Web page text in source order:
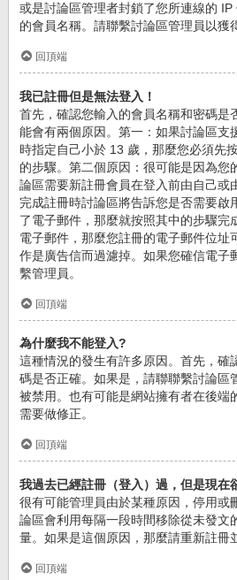
或是討論區管理者封鎖了您所連線的
的會員名稱。請聯繫討論區管理員以獲
回頂端
我已註冊但是無法登入！
首先，確認您輸入的會員名稱和密碼是
能會有兩個原因。第一：如果討論區支
時指定自己小於 13 歲，那麼您必須先
的步驟。第二個原因：很可能是因為您
論區需要新註冊會員在登入前由自己或
完成註冊時討論區將告訴您是否需要啟
了電子郵件，那麼就按照其中的步驟完
電子郵件，那麼您註冊的電子郵件位址
作是廣告信而過濾掉。如果您確信電子
繫管理員。
回頂端
為什麼我不能登入?
這種情況的發生有許多原因。首先，確
碼是否正確。如果是，請聯聯繫討論區
被禁用。也有可能是網站擁有者在後端
需要做修正。
回頂端
我過去已經註冊（登入）過，但是現在
很有可能管理員由於某種原因，停用或
論區會利用每隔一段時間移除從未發文
量。如果是這個原因，那麼請重新註冊
回頂端